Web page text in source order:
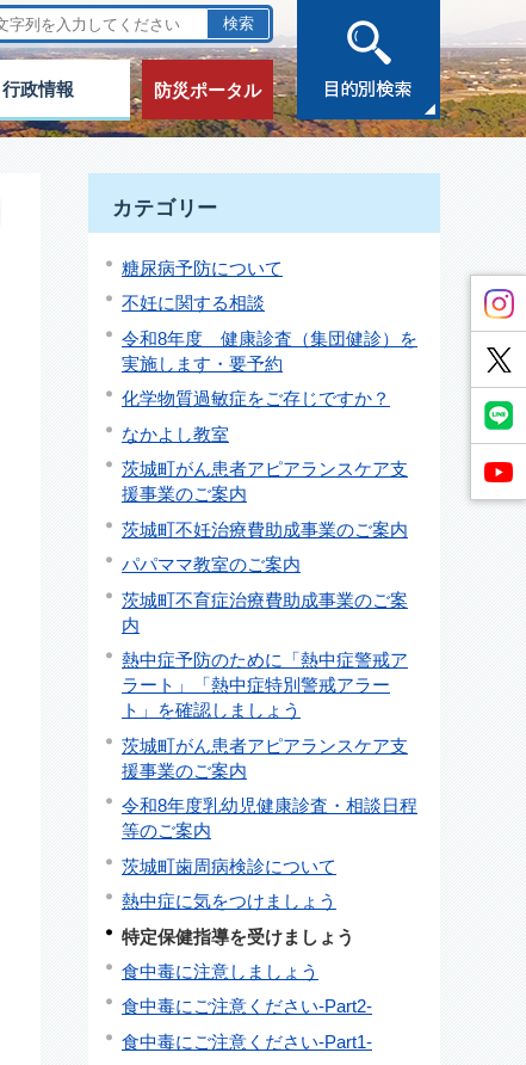
行政情報 防災ポータル
カテゴリー
糖尿病予防について
不妊に関する相談
令和8年度 健康診査（集団健診）を
実施します・要予約
化学物質過敏症をご存じですか？
なかよし教室
茨城町がん患者アピアランスケア支
援事業のご案内
茨城町不妊治療費助成事業のご案内
パパママ教室のご案内
茨城町不育症治療費助成事業のご案
内
熱中症予防のために「熱中症警戒ア
ラート」「熱中症特別警戒アラー
ト」を確認しましょう
茨城町がん患者アピアランスケア支
援事業のご案内
令和8年度乳幼児健康診査・相談日程
等のご案内
茨城町歯周病検診について
熱中症に気をつけましょう
特定保健指導を受けましょう
食中毒に注意しましょう
食中毒にご注意ください-Part2-
食中毒にご注意ください-Part1-